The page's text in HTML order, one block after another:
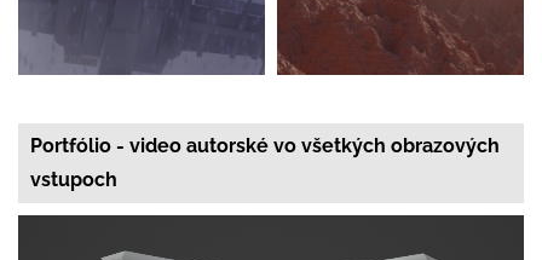
Portfólio - video autorské vo všetkých obrazových
vstupoch